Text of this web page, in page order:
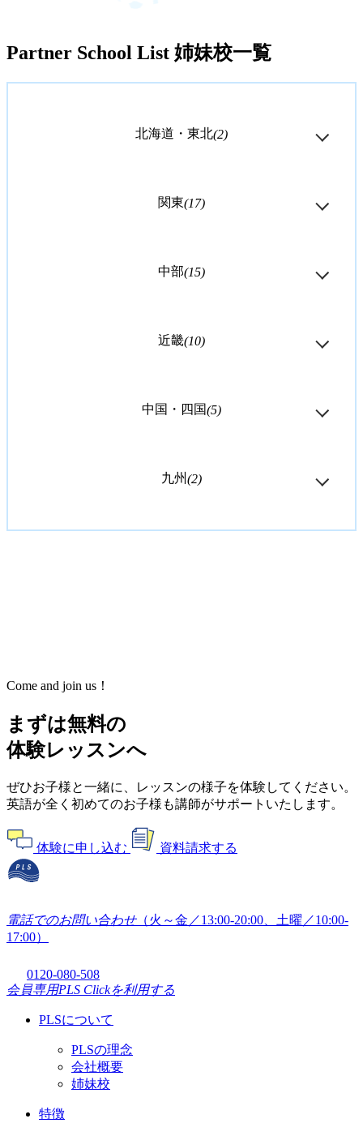
Partner School List 姉妹校一覧
北海道・東北(2)
関東(17)
中部(15)
近畿(10)
中国・四国(5)
九州(2)
Come and join us！
まずは無料の
体験レッスンへ
ぜひお子様と一緒に、レッスンの様子を体験してください。
英語が全く初めてのお子様も講師がサポートいたします。
体験に申し込む 資料請求する
電話でのお問い合わせ（火～金／13:00-20:00、土曜／10:00-
17:00）
0120-080-508
会員専用PLS Clickを利用する
PLSについて
PLSの理念
会社概要
姉妹校
特徴